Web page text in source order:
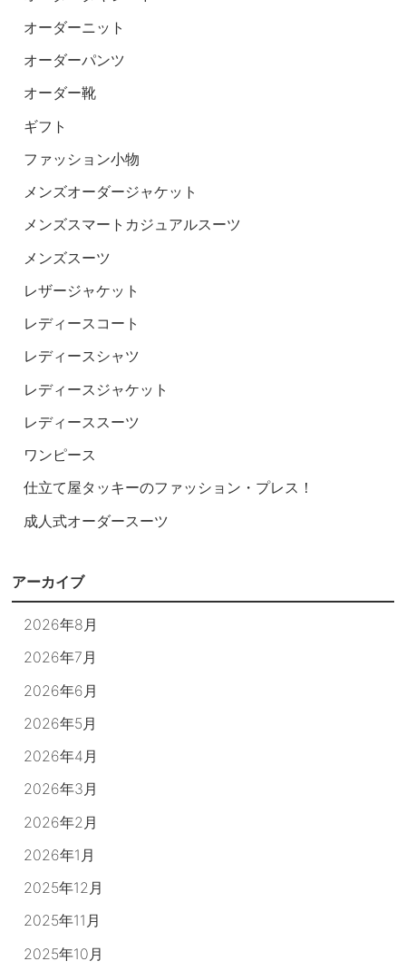
オーダーニット
オーダーパンツ
オーダー靴
ギフト
ファッション小物
メンズオーダージャケット
メンズスマートカジュアルスーツ
メンズスーツ
レザージャケット
レディースコート
レディースシャツ
レディースジャケット
レディーススーツ
ワンピース
仕立て屋タッキーのファッション・プレス！
成人式オーダースーツ
アーカイブ
2026年8月
2026年7月
2026年6月
2026年5月
2026年4月
2026年3月
2026年2月
2026年1月
2025年12月
2025年11月
2025年10月